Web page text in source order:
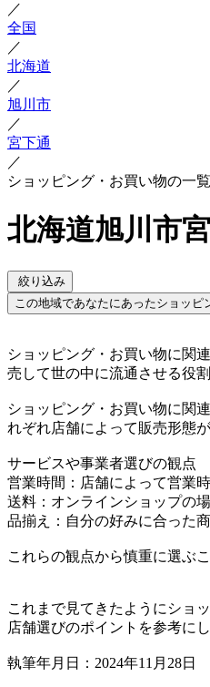
／
全国
／
北海道
／
旭川市
／
宮下通
／
ショッピング・お買い物の一覧
北海道旭川市
絞り込み
この地域であなたにあったショッ
ショッピング・お買い物に関
売して世の中に流通させる役割
ショッピング・お買い物に関
れぞれ店舗によって販売形態
サービスや事業者選びの観点
営業時間：店舗によって営業
送料：オンラインショップの
品揃え：自分の好みに合った
これらの観点から慎重に選ぶ
これまで見てきたようにショ
店舗選びのポイントを参考に
執筆年月日：2024年11月28日